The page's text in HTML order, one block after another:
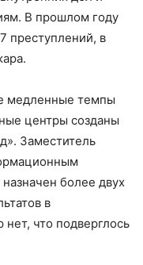
В прошлом году
преступлений, в
медленные темпы
центры созданы
Заместитель
более двух
в
что подверглось